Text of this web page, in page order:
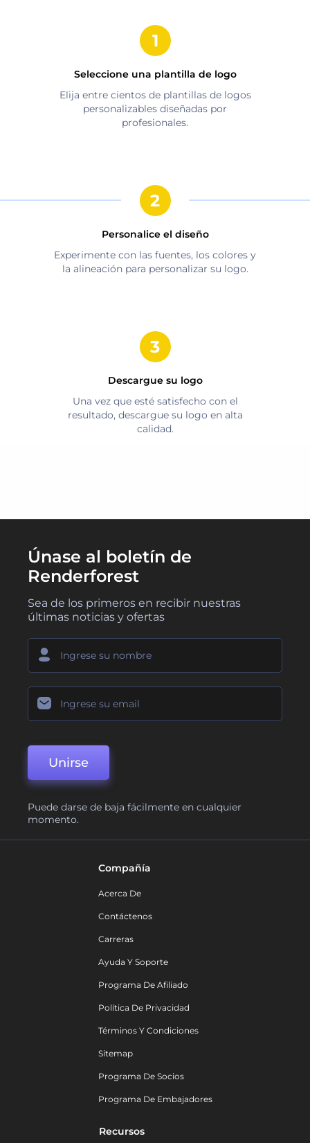
Seleccione una plantilla de logo
Elija entre cientos de plantillas de logos
personalizables diseñadas por
profesionales.
Personalice el diseño
Experimente con las fuentes, los colores y
la alineación para personalizar su logo.
Descargue su logo
Una vez que esté satisfecho con el
resultado, descargue su logo en alta
calidad.
Únase al boletín de
Renderforest
Sea de los primeros en recibir nuestras
últimas noticias y ofertas
Unirse
Puede darse de baja fácilmente en cualquier
momento.
Compañía
Acerca De
Contáctenos
Carreras
Ayuda Y Soporte
Programa De Afiliado
Política De Privacidad
Términos Y Condiciones
Sitemap
Programa De Socios
Programa De Embajadores
Recursos